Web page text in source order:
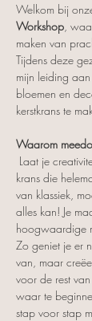
Welkom bij
Workshop ,
maken van
Tijdens deze
mijn leiding
bloemen en
kerstkrans te
Waarom
Laat je
krans die
van klassiek,
alles kan! Je
hoogwaardige
Zo geniet je er
van, maar
voor de rest
waar te
stap voor stap